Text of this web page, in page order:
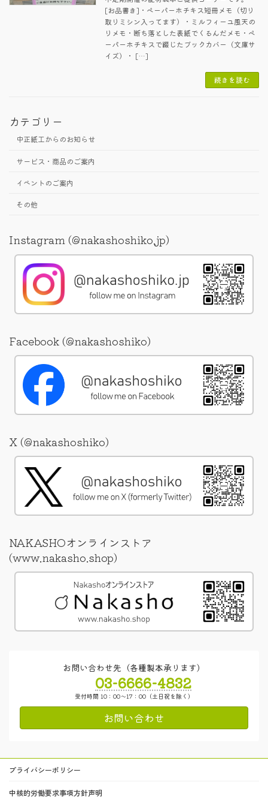
[お品書き]・ペーパーホチキス短冊メモ（切り
取りミシン入ってます）・ミルフィーユ風天の
りメモ・断ち落とした表紙でくるんだメモ・ペ
ーパーホチキスで綴じたブックカバー（文庫サ
イズ）・ […]
続きを読む
カテゴリー
中正紙工からのお知らせ
サービス・商品のご案内
イベントのご案内
その他
Instagram (@nakashoshiko.jp)
Facebook (@nakashoshiko)
X (@nakashoshiko)
NAKASHOオンラインストア
(www.nakasho.shop)
お問い合わせ先（各種製本承ります）
03-6666-4832
受付時間 10：00～17：00（土日祝を除く）
お問い合わせ
プライバシーポリシー
中核的労働要求事項方針声明